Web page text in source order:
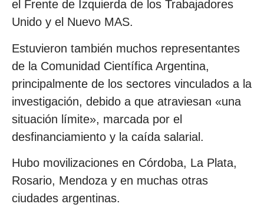
el Frente de Izquierda de los Trabajadores
Unido y el Nuevo MAS.
Estuvieron también muchos representantes
de la Comunidad Científica Argentina,
principalmente de los sectores vinculados a la
investigación, debido a que atraviesan «una
situación límite», marcada por el
desfinanciamiento y la caída salarial.
Hubo movilizaciones en Córdoba, La Plata,
Rosario, Mendoza y en muchas otras
ciudades argentinas.